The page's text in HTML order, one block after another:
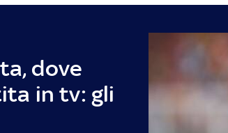
dove
in tv: gli